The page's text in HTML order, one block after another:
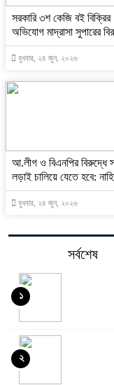
সরকারি ৩শ কেজি বই বিক্রির
অভিযোগ মাদ্রাসা সুপারের
বুধবার, ২৪ জুন, ২০২৬
আ.লীগ ও বিএনপির বিরুদ্ধে
লড়াই চালিয়ে যেতে হবে:
বুধবার, ২৪ জুন, ২০২৬
সর্বশেষ
১
২